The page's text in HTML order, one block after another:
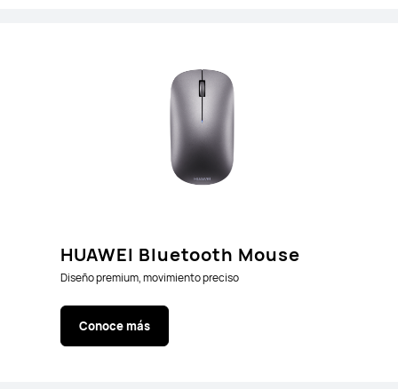
HUAWEI Bluetooth Mouse
Diseño premium, movimiento preciso
Conoce más